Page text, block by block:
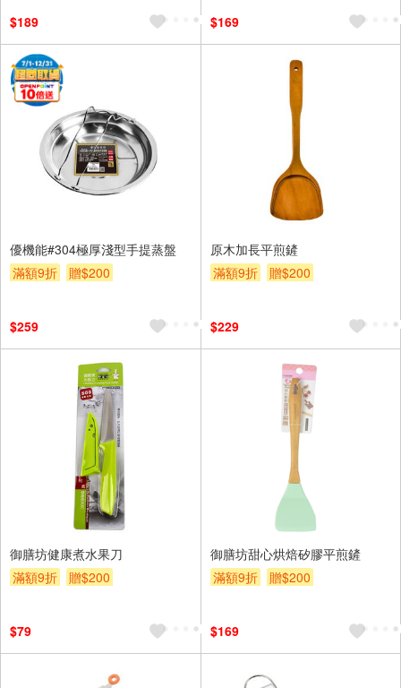
$189 $169
優機能#304極厚淺型手提蒸盤
滿額9折
贈$200
$259
原木加長平煎鏟
滿額9折
贈$200
$229
御膳坊健康煮水果刀
滿額9折
贈$200
$79
御膳坊甜心烘焙矽膠平煎鏟
滿額9折
贈$200
$169